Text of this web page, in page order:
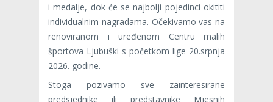
i medalje, dok će se najbolji pojedinci okititi
individualnim nagradama. Očekivamo vas na
renoviranom i uređenom Centru malih
športova Ljubuški s početkom lige 20.srpnja
2026. godine.
Stoga pozivamo sve zainteresirane
predsjednike ili predstavnike Mjesnih